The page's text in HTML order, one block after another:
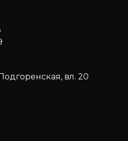
вл. 20